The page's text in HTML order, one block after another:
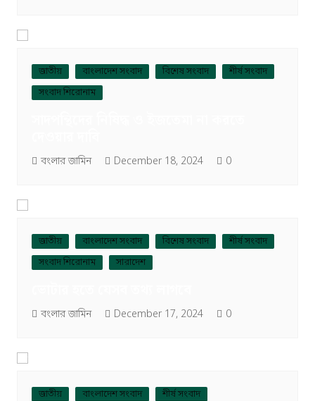
জাতীয় বাংলাদেশ সংবাদ বিশেষ সংবাদ
শীর্ষ সংবাদ
সংবাদ শিরোনাম
বংলার জামিন December 18, 2024 0
জাতীয় বাংলাদেশ সংবাদ বিশেষ সংবাদ
শীর্ষ সংবাদ
সংবাদ শিরোনাম
সারাদেশ
বংলার জামিন December 17, 2024 0
জাতীয় বাংলাদেশ সংবাদ
শীর্ষ সংবাদ